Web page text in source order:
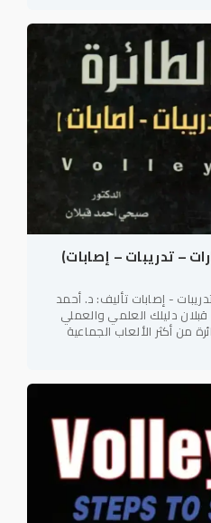
– تدريبات – إصابات)
- إصابات تأليف: د. أحمد
دليلك العلمي والعملي
من أكثر الألعاب الجماعية